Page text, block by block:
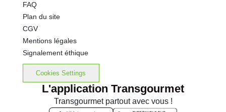
FAQ
Plan du site
CGV
Mentions légales
Signalement éthique
Cookies Settings
L'application Transgourmet
Transgourmet partout avec vous !